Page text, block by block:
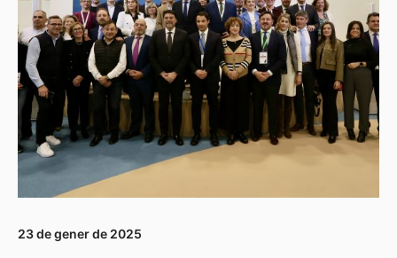
23 de gener de 2025